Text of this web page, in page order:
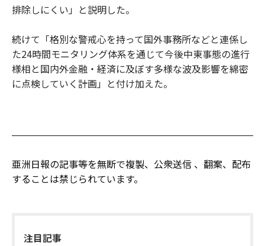
排除しにくい」と説明した。
続けて「格別な警戒心を持って国外事務所などと連係し
た24時間モニタリング体系を通じて今後中東事態の進行
様相と国内外金融・経済に及ぼす多様な波及影響を綿密
に点検していく計画」と付け加えた。
亜洲日報の記事等を無断で複製、公衆送信 、翻案、配布
することは禁じられています。
注目記事